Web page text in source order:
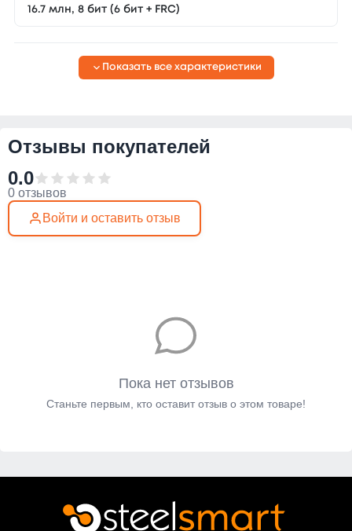
16.7 млн, 8 бит (6 бит + FRC)
Показать все характеристики
Отзывы покупателей
0.0
0 отзывов
Войти и оставить отзыв
Пока нет отзывов
Станьте первым, кто оставит отзыв о этом товаре!